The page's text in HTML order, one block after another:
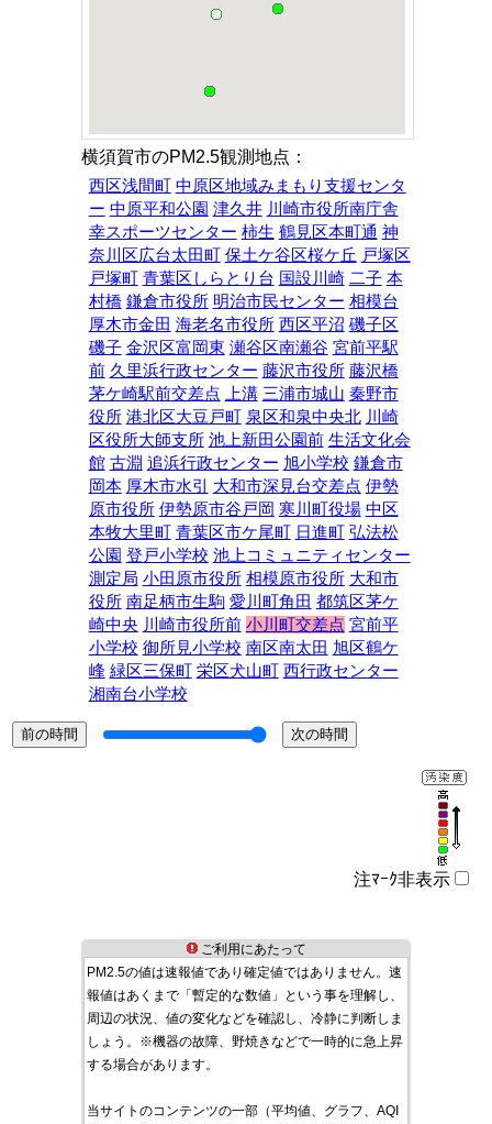
横須賀市のPM2.5観測地点：
西区浅間町 中原区地域みまもり支援センタ
ー 中原平和公園 津久井 川崎市役所南庁舎
幸スポーツセンター 柿生 鶴見区本町通 神
奈川区広台太田町 保土ケ谷区桜ケ丘 戸塚区
戸塚町 青葉区しらとり台 国設川崎 二子 本
村橋 鎌倉市役所 明治市民センター 相模台
厚木市金田 海老名市役所 西区平沼 磯子区
磯子 金沢区富岡東 瀬谷区南瀬谷 宮前平駅
前 久里浜行政センター 藤沢市役所 藤沢橋
茅ケ崎駅前交差点 上溝 三浦市城山 秦野市
役所 港北区大豆戸町 泉区和泉中央北 川崎
区役所大師支所 池上新田公園前 生活文化会
館 古淵 追浜行政センター 旭小学校 鎌倉市
岡本 厚木市水引 大和市深見台交差点 伊勢
原市役所 伊勢原市谷戸岡 寒川町役場 中区
本牧大里町 青葉区市ケ尾町 日進町 弘法松
公園 登戸小学校 池上コミュニティセンター
測定局 小田原市役所 相模原市役所 大和市
役所 南足柄市生駒 愛川町角田 都筑区茅ケ
崎中央 川崎市役所前 小川町交差点 宮前平
小学校 御所見小学校 南区南太田 旭区鶴ケ
峰 緑区三保町 栄区犬山町 西行政センター
湘南台小学校
注ﾏｰｸ非表示
ご利用にあたって
PM2.5の値は速報値であり確定値ではありません。速
報値はあくまで「暫定的な数値」という事を理解し、
周辺の状況、値の変化などを確認し、冷静に判断しま
しょう。※機器の故障、野焼きなどで一時的に急上昇
する場合があります。
当サイトのコンテンツの一部（平均値、グラフ、AQI